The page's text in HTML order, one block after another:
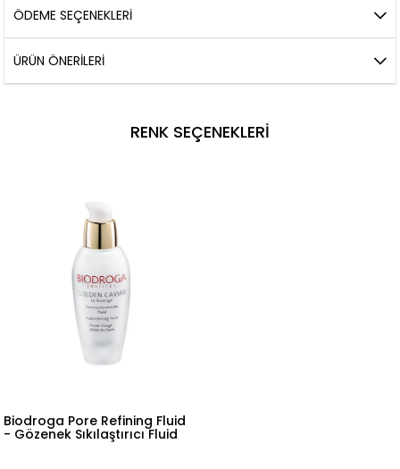
ÖDEME SEÇENEKLERI
ÜRÜN ÖNERILERI
RENK SEÇENEKLERI
Biodroga Pore Refining Fluid
- Gözenek Sıkılaştırıcı Fluid